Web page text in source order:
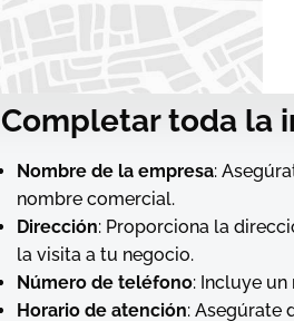
Completar toda la
Nombre de la empresa:
nombre comercial.
Dirección: Proporciona la
la visita a tu negocio.
Número de teléfono: Incluye
Horario de atención: Asegúrate